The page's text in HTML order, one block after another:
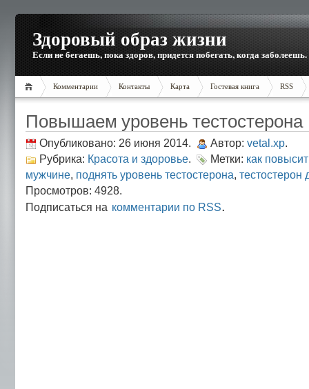
Здоровый образ жизни
Если не бегаешь, пока здоров, придется побегать, когда заболеешь.
Комментарии Контакты Карта Гостевая книга RSS
Повышаем уровень тестостерона
Опубликовано: 26 июня 2014. Автор: vetal.xp.
Рубрика: Красота и здоровье. Метки: как
мужчине, поднять уровень тестостерона, тестостерон
Просмотров: 4928.
Подписаться на комментарии по RSS.